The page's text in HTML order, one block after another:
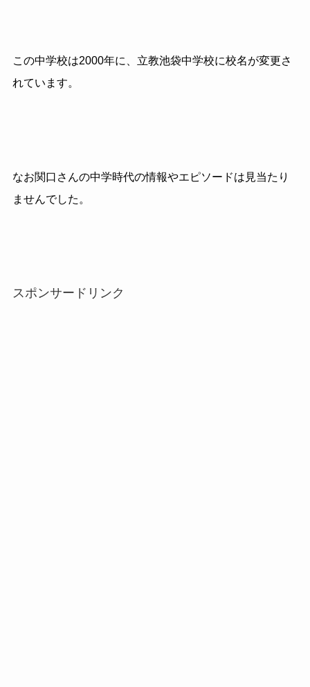
この中学校は2000年に、立教池袋中学校に校名が変更さ
れています。
なお関口さんの中学時代の情報やエピソードは見当たり
ませんでした。
スポンサードリンク